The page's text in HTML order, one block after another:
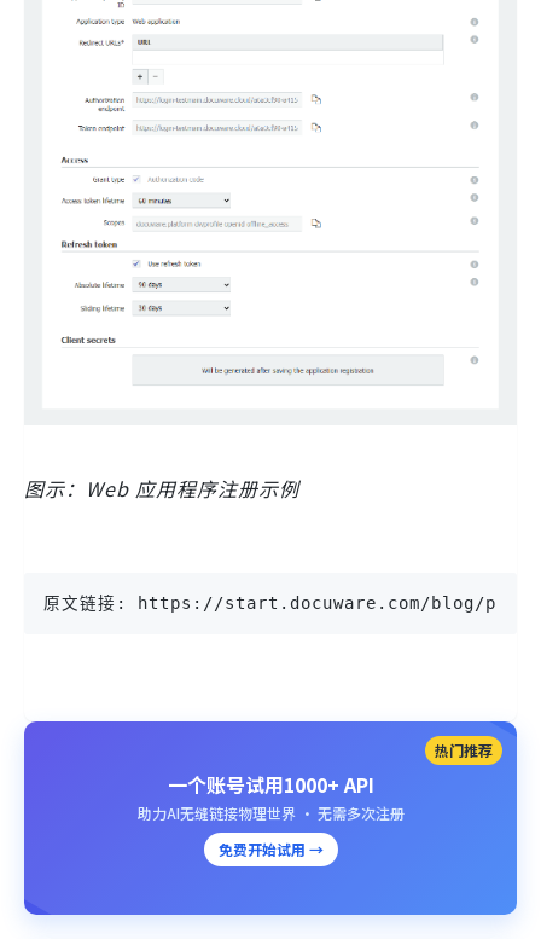
图示：Web 应用程序注册示例
原文链接: https://start.docuware.com/blog/
热门推荐
一个账号试用1000+ API
助力AI无缝链接物理世界 · 无需多次注册
免费开始试用 →